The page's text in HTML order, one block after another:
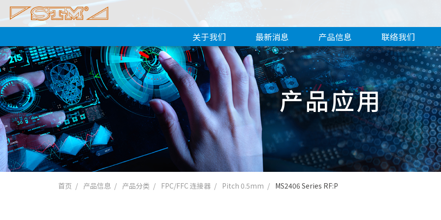
关于我们 最新消息 产品信息 联络我们
产品应用
首页 产品信息 产品分类 FPC/FFC 连接器 Pitch 0.5mm MS2406 Series RF:P